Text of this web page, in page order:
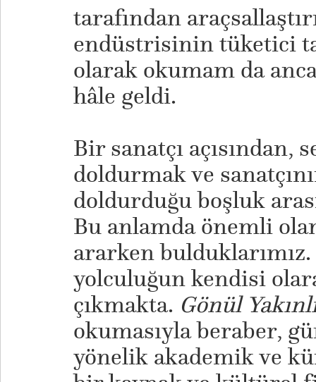
tarafından
endüstrisinin tüketici
olarak okumam da
hâle geldi.
​Bir sanatçı açısından,
doldurmak ve
doldurduğu boşluk
Bu anlamda önemli
ararken
yolculuğun kendisi
çıkmakta. Gönül Y
okumasıyla beraber,
yönelik akademik ve